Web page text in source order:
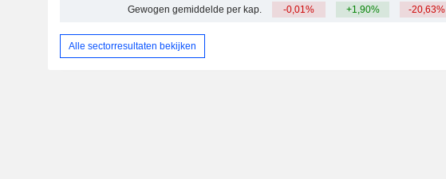
Gewogen gemiddelde per kap. -0,01% +1,90% -20,63%
Alle sectorresultaten bekijken